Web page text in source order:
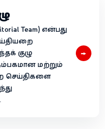
Team) என்பது
குழு
மற்றும்
செய்திகளை
→